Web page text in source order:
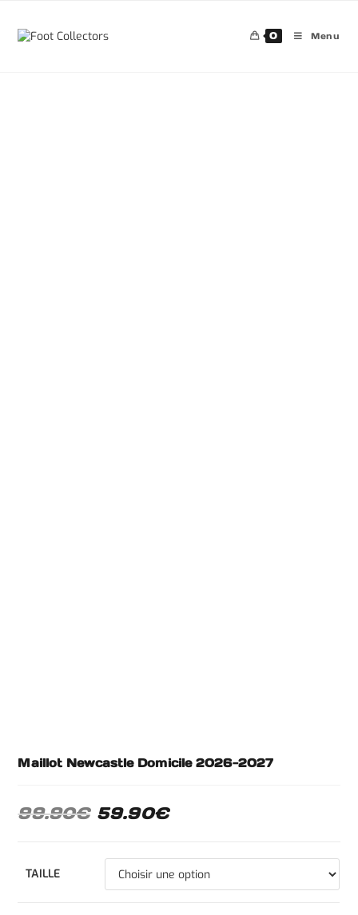
0 Menu
Maillot Newcastle Domicile 2026-2027
99.90€ 59.90€
TAILLE